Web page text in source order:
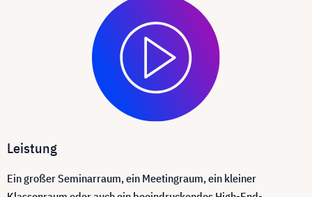
Leistung
Ein großer Seminarraum, ein Meetingraum, ein kleiner